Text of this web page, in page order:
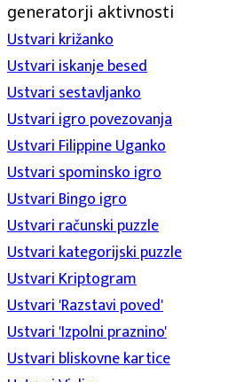
generatorji aktivnosti
Ustvari križanko
Ustvari iskanje besed
Ustvari sestavljanko
Ustvari igro povezovanja
Ustvari Filippine Uganko
Ustvari spominsko igro
Ustvari Bingo igro
Ustvari računski puzzle
Ustvari kategorijski puzzle
Ustvari Kriptogram
Ustvari 'Razstavi poved'
Ustvari 'Izpolni praznino'
Ustvari bliskovne kartice